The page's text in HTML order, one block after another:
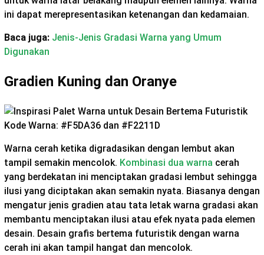
ini dapat merepresentasikan ketenangan dan kedamaian.
Baca juga: Jenis-Jenis Gradasi Warna yang Umum
Digunakan
Gradien Kuning dan Oranye
Kode Warna: #F5DA36 dan #F2211D
Warna cerah ketika digradasikan dengan lembut akan
tampil semakin mencolok. Kombinasi dua warna cerah
yang berdekatan ini menciptakan gradasi lembut sehingga
ilusi yang diciptakan akan semakin nyata. Biasanya dengan
mengatur jenis gradien atau tata letak warna gradasi akan
membantu menciptakan ilusi atau efek nyata pada elemen
desain. Desain grafis bertema futuristik dengan warna
cerah ini akan tampil hangat dan mencolok.